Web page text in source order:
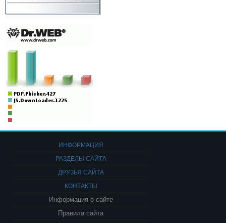
ИНФОРМАЦИЯ
РАЗДЕЛЫ САЙТА
ДРУЗЬЯ САЙТА
КОНТАКТЫ
Информация о сайте
Правила сайта